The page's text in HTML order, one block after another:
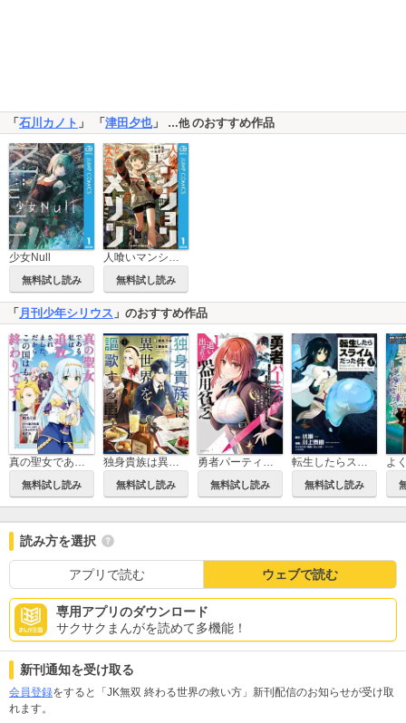
「石川カノト 」 「津田夕也」 …他のおすすめ作品
少女Null
無料試し読み 無料試し読み
「 月刊少年シリウス 」のおすすめ作品
真の聖女である私は追放されました。だからこの国はもう終わりです
無料試し読み
独身貴族は異世界を謳歌する ～結婚しない男の優雅なおひとりさまライフ～
無料試し読み
勇者パーティを追い出された器用貧乏 ～パーティ事情で付与術士をやっていた剣士、万能へと至る～
無料試し読み
転生したらスライムだった件
無料試し読み
読み方を選択
アプリで読む ウェブで読む
専用アプリのダウンロード
サクサクまんがを読めて多機能！
新刊通知を受け取る
会員登録をすると「JK無双 終わる世界の救い方」新刊配信のお知らせが受け取
れます。